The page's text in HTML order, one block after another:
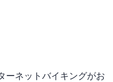
ーネットバイキングがお